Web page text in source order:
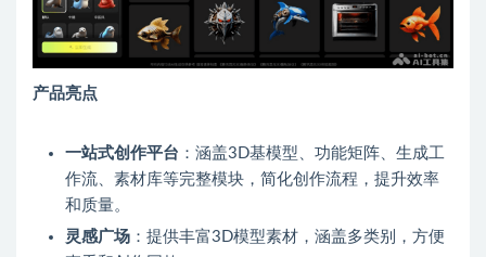
产品亮点
一站式创作平台 ：涵盖3D基模型、功能矩阵、生成工
作流、素材库等完整模块，简化创作流程，提升效率
和质量。
灵感广场 ：提供丰富3D模型素材，涵盖多类别，方便